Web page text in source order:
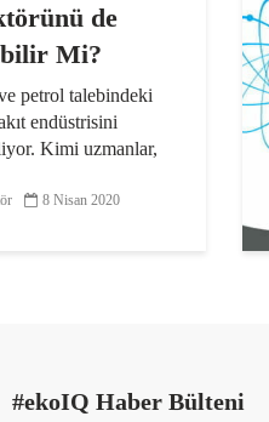
de
Mi?
petrol talebindeki
endüstrisini
Kimi uzmanlar,
düşünseler
8 Nisan 2020
#ekoIQ Haber Bülteni